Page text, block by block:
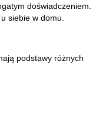
doświadczeniem.
siebie w domu.
podstawy różnych